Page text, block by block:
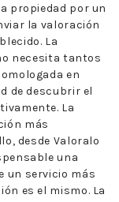
propiedad por un
la valoración
La
necesita tantos
en
de descubrir el
La
más
desde Valoralo
una
un servicio más
es el mismo. La